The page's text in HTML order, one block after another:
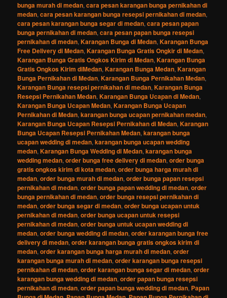
bunga murah di medan,cara pesan karangan bunga pernikahan di
medan,cara pesan karangan bunga resepsi pernikahan di medan,
cara pesan karangan bunga segar di medan,cara pesan papan
bunga pernikahan di medan,cara pesan papan bunga resepsi
pernikahan di medan,Karangan Bunga di Medan,Karangan Bunga
Free Delivery di Medan,Karangan Bunga Gratis Ongkir di Medan,
Karangan Bunga Gratis Ongkos Kirim di Medan,Karangan Bunga
Gratis Ongkos Kirim diMedan,Karangan Bunga Medan,Karangan
Bunga Pernikahan di Medan,Karangan Bunga Pernikahan Medan,
Karangan Bunga resepsi pernikahan di medan,Karangan Bunga
Resepsi Pernikahan Medan,Karangan Bunga Ucapan di Medan,
Karangan Bunga Ucapan Medan,Karangan Bunga Ucapan
Pernikahan di Medan,karangan bunga ucapan pernikahan medan,
Karangan Bunga Ucapan Resepsi Pernikahan di Medan,Karangan
Bunga Ucapan Resepsi Pernikahan Medan,karangan bunga
ucapan wedding di medan,karangan bunga ucapan wedding
medan,Karangan Bunga Wedding di Medan,karangan bunga
wedding medan,order bunga free delivery di medan,order bunga
gratis ongkos kirim di kota medan,order bunga harga murah di
medan,order bunga murah di medan,order bunga papan resepsi
pernikahan di medan,order bunga papan wedding di medan,order
bunga pernikahan di medan,order bunga resepsi pernikahan di
medan,order bunga segar di medan,order bunga ucapan untuk
pernikahan di medan,order bunga ucapan untuk resepsi
pernikahan di medan,order bunga untuk ucapan wedding di
medan,order bunga wedding di medan,order karangan bunga free
delivery di medan,order karangan bunga gratis ongkos kirim di
medan,order karangan bunga harga murah di medan,order
karangan bunga murah di medan,order karangan bunga resepsi
pernikahan di medan,order karangan bunga segar di medan,order
karangan bunga wedding di medan,order papan bunga resepsi
pernikahan di medan,order papan bunga wedding di medan, Papan